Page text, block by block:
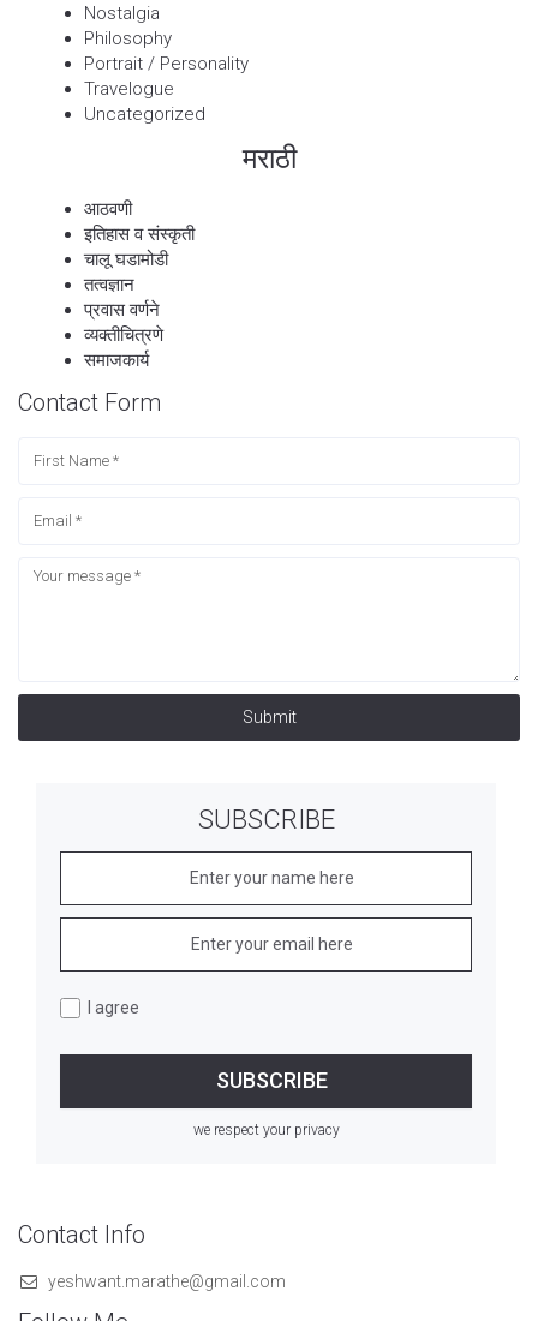
Nostalgia
Philosophy
Portrait / Personality
Travelogue
Uncategorized
मराठी
आठवणी
इतिहास व संस्कृती
चालू घडामोडी
तत्वज्ञान
प्रवास वर्णने
व्यक्तीचित्रणे
समाजकार्य
Contact Form
Submit
SUBSCRIBE
I agree
we respect your privacy
Contact Info
yeshwant.marathe@gmail.com